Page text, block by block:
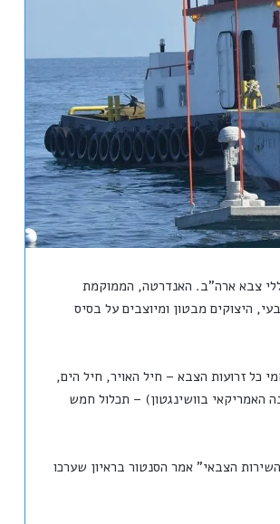
הנצחה לחללי צבא ארה"ב. האנדרטה, הממוקמת
פסלים של לוחמים בגודל טבעי, היצוקים מבטון ומיוצבים על בסיס
כל זרועות הצבא – חיל האויר, חיל הים,
האמריקאי בוושינגטון) – תכלול חמש
הצבאי" אמר הסנטור בראיון שערכו